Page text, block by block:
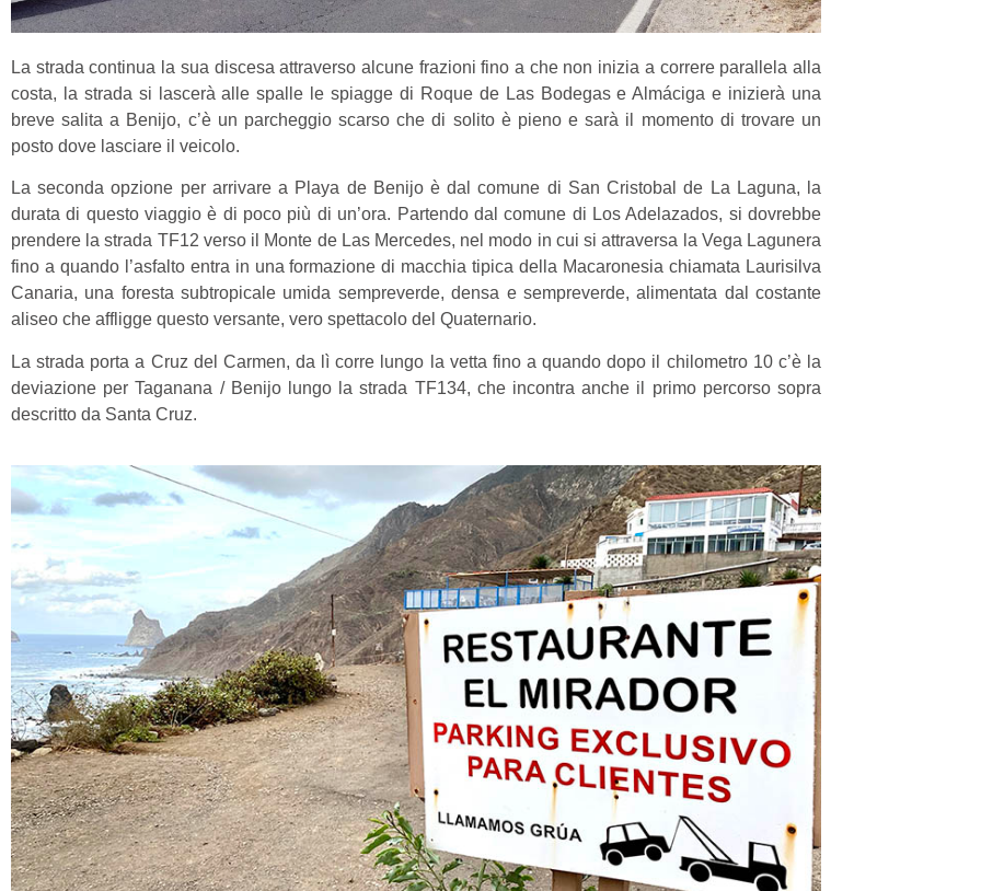
La strada continua la sua discesa attraverso alcune frazioni fino a che non inizia a correre parallela alla
costa, la strada si lascerà alle spalle le spiagge di Roque de Las Bodegas e Almáciga e inizierà una
breve salita a Benijo, c’è un parcheggio scarso che di solito è pieno e sarà il momento di trovare un
posto dove lasciare il veicolo.
La seconda opzione per arrivare a Playa de Benijo è dal comune di San Cristobal de La Laguna, la
durata di questo viaggio è di poco più di un’ora. Partendo dal comune di Los Adelazados, si dovrebbe
prendere la strada TF12 verso il Monte de Las Mercedes, nel modo in cui si attraversa la Vega Lagunera
fino a quando l’asfalto entra in una formazione di macchia tipica della Macaronesia chiamata Laurisilva
Canaria, una foresta subtropicale umida sempreverde, densa e sempreverde, alimentata dal costante
aliseo che affligge questo versante, vero spettacolo del Quaternario.
La strada porta a Cruz del Carmen, da lì corre lungo la vetta fino a quando dopo il chilometro 10 c’è la
deviazione per Taganana / Benijo lungo la strada TF134, che incontra anche il primo percorso sopra
descritto da Santa Cruz.